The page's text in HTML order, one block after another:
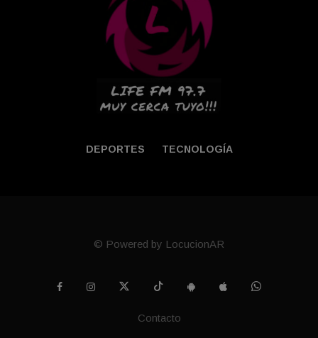
DEPORTES TECNOLOGÍA
© Powered by LocucionAR
Contacto